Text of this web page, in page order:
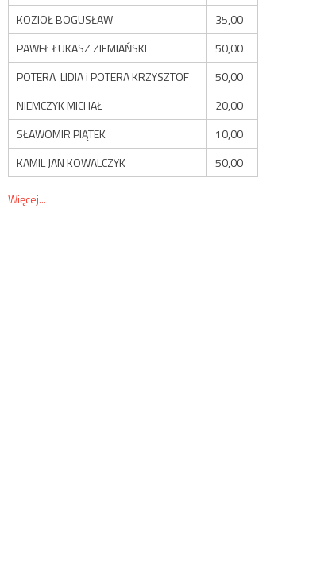
KOZIOŁ BOGUSŁAW
35,00
PAWEŁ ŁUKASZ ZIEMIAŃSKI
50,00
POTERA LIDIA i POTERA KRZYSZTOF
50,00
NIEMCZYK MICHAŁ
20,00
SŁAWOMIR PIĄTEK
10,00
KAMIL JAN KOWALCZYK
50,00
Więcej...